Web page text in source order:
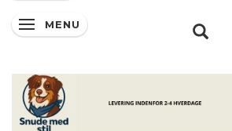
SKIFTE NAVIGATION
MENU